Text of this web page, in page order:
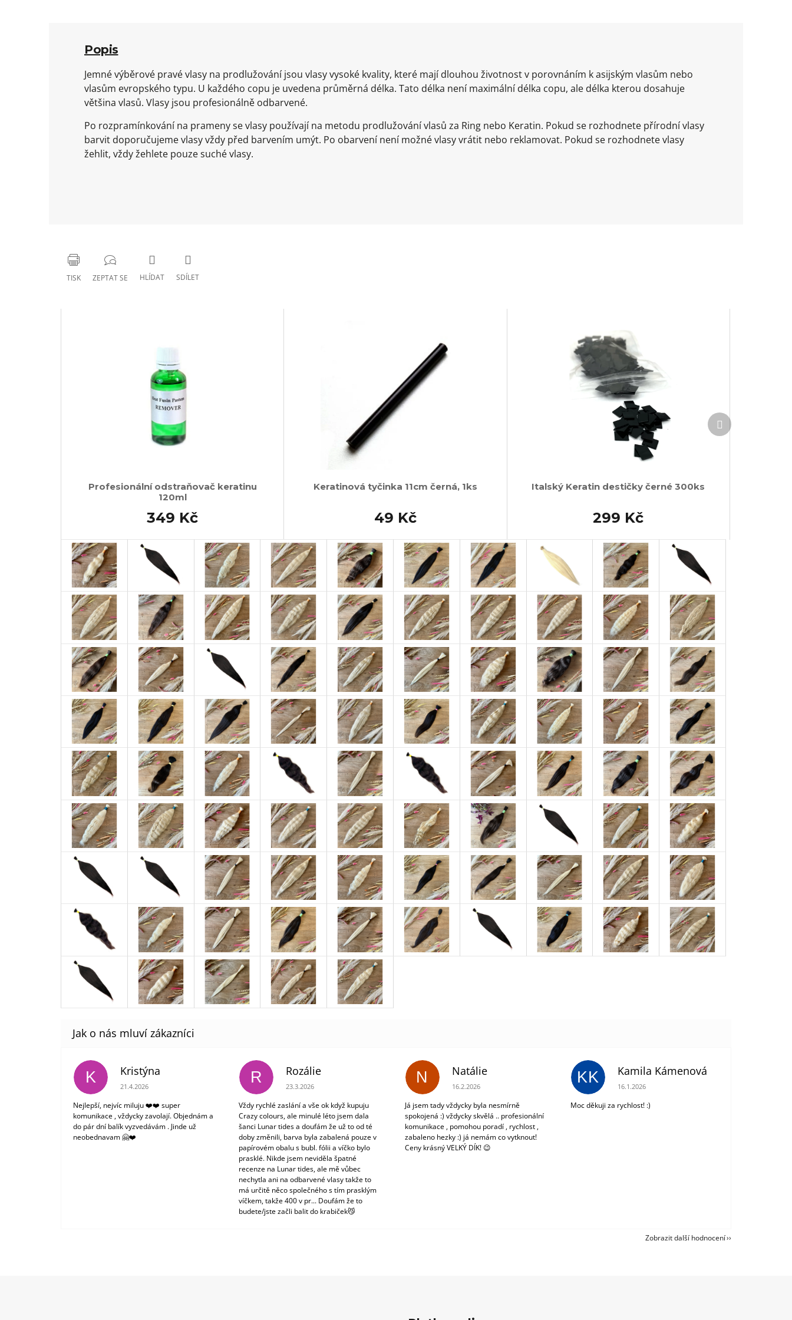
Popis
Jemné výběrové pravé vlasy na prodlužování jsou vlasy vysoké kvality, které mají dlouhou životnost v porovnáním k asijským vlasům nebo
vlasům evropského typu. U každého copu je uvedena průměrná délka. Tato délka není maximální délka copu, ale délka kterou dosahuje
většina vlasů. Vlasy jsou profesionálně odbarvené.
Po rozpramínkování na prameny se vlasy používají na metodu prodlužování vlasů za Ring nebo Keratin. Pokud se rozhodnete přírodní vlasy
barvit doporučujeme vlasy vždy před barvením umýt. Po obarvení není možné vlasy vrátit nebo reklamovat. Pokud se rozhodnete vlasy
žehlit, vždy žehlete pouze suché vlasy.
TISK ZEPTAT SE HLÍDAT SDÍLET
Profesionální odstraňovač keratinu
120ml
349 Kč
Keratinová tyčinka 11cm černá, 1ks
49 Kč
Italský Keratin destičky černé 300ks
299 Kč
Další
produkt
K Kristýna
Hodnocení obchodu je 5 z 5 hvězdiček.
21.4.2026
Nejlepší, nejvíc miluju ❤️❤️ super
komunikace , vždycky zavolají. Objednám a
do pár dní balík vyzvedávám . Jinde už
neobednavam 🤗❤️
R Rozálie
Hodnocení obchodu je 3 z 5 hvězdiček.
23.3.2026
Vždy rychlé zaslání a vše ok když kupuju
Crazy colours, ale minulé léto jsem dala
šanci Lunar tides a doufám že už to od té
doby změnili, barva byla zabalená pouze v
papírovém obalu s bubl. fólii a víčko bylo
prasklé. Nikde jsem neviděla špatné
recenze na Lunar tides, ale mě vůbec
nechytla ani na odbarvené vlasy takže to
má určitě něco společného s tím prasklým
víčkem, takže 400 v pr... Doufám že to
budete/jste začli balit do krabiček😼
N Natálie
Hodnocení obchodu je 5 z 5 hvězdiček.
16.2.2026
Já jsem tady vždycky byla nesmírně
spokojená :) vždycky skvělá .. profesionální
komunikace , pomohou poradí , rychlost ,
zabaleno hezky :) já nemám co vytknout!
Ceny krásný VELKÝ DÍK! 😉
KK Kamila Kámenová
Hodnocení obchodu je 5 z 5 hvězdiček.
16.1.2026
Moc děkuji za rychlost! :)
Zobrazit další hodnocení